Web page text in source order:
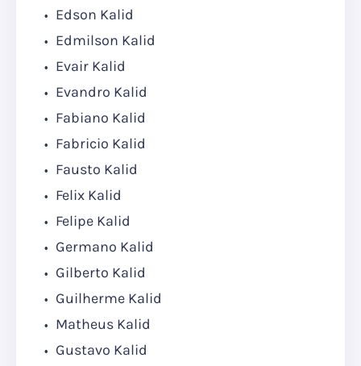
Edson Kalid
Edmilson Kalid
Evair Kalid
Evandro Kalid
Fabiano Kalid
Fabricio Kalid
Fausto Kalid
Felix Kalid
Felipe Kalid
Germano Kalid
Gilberto Kalid
Guilherme Kalid
Matheus Kalid
Gustavo Kalid